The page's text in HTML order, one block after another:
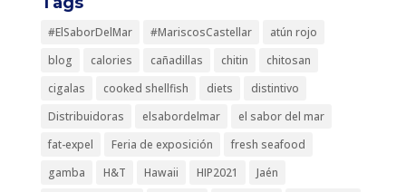
#ElSaborDelMar #MariscosCastellar
atún rojo
blog
calories cañadillas chitin
chitosan
cigalas
cooked shellfish diets
distintivo
Distribuidoras
elsabordelmar
el sabor del mar
fat-expel
Feria de exposición
fresh seafood
gamba
H&T Hawaii HIP2021
Jaén